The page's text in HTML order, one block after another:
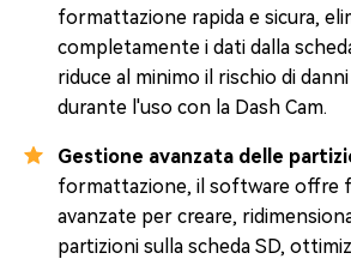
formattazione rapida e sicura,
completamente i dati dalla
riduce al minimo il rischio di
durante l'uso con la Dash Cam.
Gestione avanzata delle
formattazione, il software offre
avanzate per creare,
partizioni sulla scheda SD,